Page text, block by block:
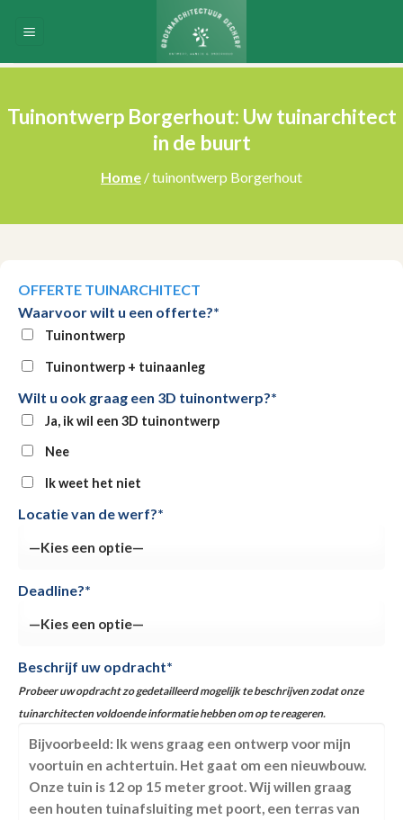
Tuinontwerp Borgerhout: Uw tuinarchitect
in de buurt
Home / tuinontwerp Borgerhout
OFFERTE TUINARCHITECT
Waarvoor wilt u een offerte?*
Tuinontwerp
Tuinontwerp + tuinaanleg
Wilt u ook graag een 3D tuinontwerp?*
Ja, ik wil een 3D tuinontwerp
Nee
Ik weet het niet
Locatie van de werf?*
Deadline?*
Beschrijf uw opdracht*
Probeer uw opdracht zo gedetailleerd mogelijk te beschrijven zodat onze
tuinarchitecten voldoende informatie hebben om op te reageren.